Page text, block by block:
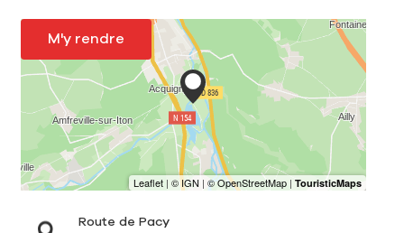
M'y rendre
Route de Pacy